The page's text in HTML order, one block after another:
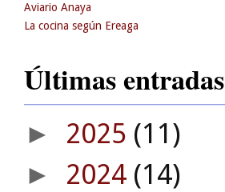
Aviario Anaya
La cocina según Ereaga
Últimas entradas
► 2025 (11)
► 2024 (14)